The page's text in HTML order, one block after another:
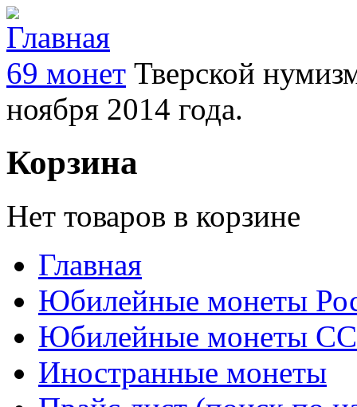
69 монет Тверской
ноября 2014 года.
Корзина
Нет товаров в корзине
Главная
Юбилейные монеты
Юбилейные монеты
Иностранные монеты